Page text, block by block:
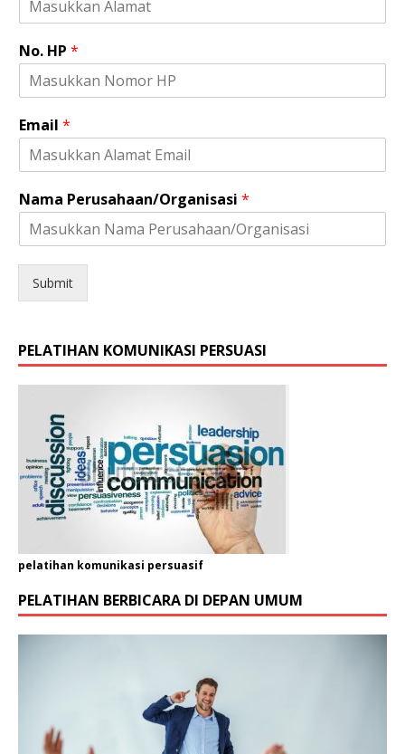
K
e
a
i
*
o
No. HP *
Email *
Nama Perusahaan/Organisasi *
Submit
PELATIHAN KOMUNIKASI PERSUASI
pelatihan komunikasi persuasif
PELATIHAN BERBICARA DI DEPAN UMUM